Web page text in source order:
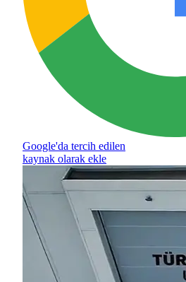
Google'da tercih edilen
kaynak olarak ekle